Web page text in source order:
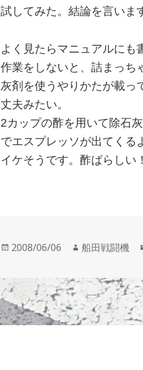
試してみた。結論を言いま
よく見たらマニュアルにも
作業をしないと、詰まっち
灰剤を使うやりかたが載っ
丈夫みたい。
2カップの酢を用いて除石
でエスプレッソが出てくる
イケそうです。酢ばらしい！
投
日:
2008/06/06
作
者
船田戦闘機